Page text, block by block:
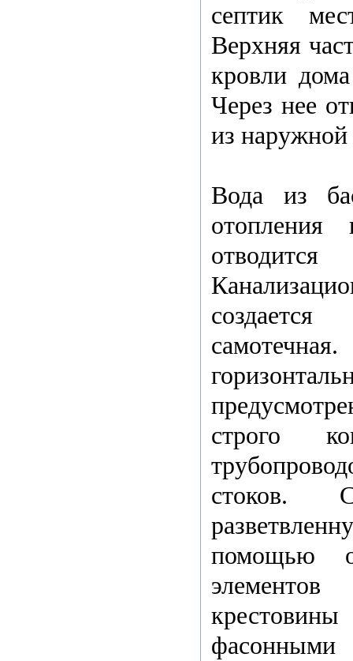
септик
Верхняя
кровли
Через нее
из наружной
Вода из
строго
стоков.
помощью